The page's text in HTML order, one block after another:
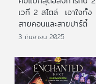
เวที 2 สไตล์ เอาใจทั้ง
สายคอนและสายปาร์ตี้
3 กันยายน 2025